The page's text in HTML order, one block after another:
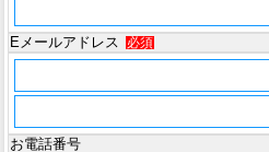
MEDIA
Eメールアドレス 必須
お電話番号